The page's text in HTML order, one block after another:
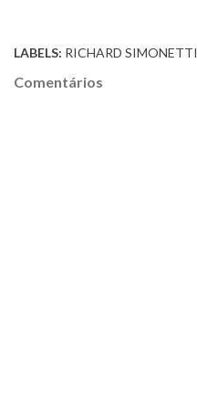
LABELS: RICHARD SIMONETTI
Comentários